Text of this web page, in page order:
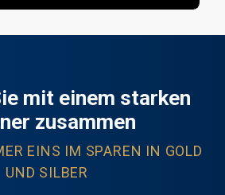
mit einem starken
zusammen
EINS IM SPAREN IN GOLD
UND SILBER